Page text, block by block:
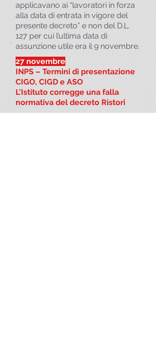
27 novembre
INPS – Termini di presentazione
CIGO, CIGD e ASO
L'Istituto corregge una falla
normativa del decreto Ristori
applicavano ai “lavoratori in forza
alla data di entrata in vigore del
presente decreto” e non del D.L.
127 per cui l’ultima data di
assunzione utile era il 9 novembre.